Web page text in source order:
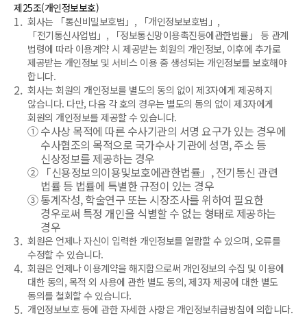
제25조(개인정보보호)
1. 회사는 「통신비밀보호법」, 「개인정보보호법」,
「전기통신사업법」, 「정보통신망이용촉진등에관한법률」 등 관계
법령에 따라 이용계약 시 제공받는 회원의 개인정보, 이후에 추가로
제공받는 개인정보 및 서비스 이용 중 생성되는 개인정보를 보호해야
합니다.
2. 회사는 회원의 개인정보를 별도의 동의 없이 제3자에게 제공하지
않습니다. 다만, 다음 각 호의 경우는 별도의 동의 없이 제3자에게
회원의 개인정보를 제공할 수 있습니다.
①수사상 목적에 따른 수사기관의 서명 요구가 있는 경우에
수사협조의 목적으로 국가수사 기관에 성명, 주소 등
신상정보를 제공하는 경우
② 「신용정보의이용및보호에관한법률」, 전기통신 관련
법률 등 법률에 특별한 규정이 있는 경우
③통계작성, 학술연구 또는 시장조사를 위하여 필요한
경우로써 특정 개인을 식별할 수 없는 형태로 제공하는
경우
3. 회원은 언제나 자신이 입력한 개인정보를 열람할 수 있으며, 오류를
수정할 수 있습니다.
4. 회원은 언제나 이용계약을 해지함으로써 개인정보의 수집 및 이용에
대한 동의, 목적 외 사용에 관한 별도 동의, 제3자 제공에 대한 별도
동의를 철회할 수 있습니다.
5. 개인정보보호 등에 관한 자세한 사항은 개인정보취급방침에 의합니다.